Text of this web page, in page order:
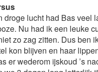
lucht had Bas veel
Nu had ik een leuke
zo zag zitten. Dus ben
kon blijven en haar
er wederom ijskoud ’s